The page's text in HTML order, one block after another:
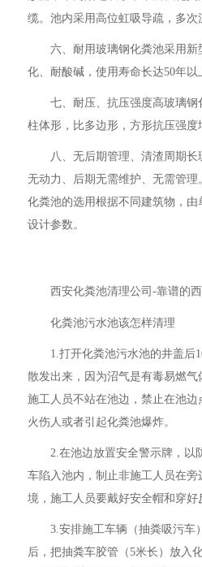
缆。池内采用高位虹吸导疏，多次
六、耐用玻璃钢化粪池采用
化、耐酸碱，使用寿命长达50年以
七、耐压、抗压强度高玻璃钢
柱体形，比多边形，方形抗压强度
八、无后期管理、清渣周期长
无动力、后期无需维护、无需管
化粪池的选用根据不同建筑物，
设计参数。
西安化粪池清理公司-靠谱的
化粪池污水池该怎样清理
1.打开化粪池污水池的井盖
散发出来，因为沼气是有毒易燃气
施工人员不站在池边，禁止在池
火伤人或者引起化粪池爆炸。
2.在池边放置安全警示牌，以
车陷入池内，制止非施工人员在
境，施工人员要戴好安全帽和穿好
3.安排施工车辆（抽粪吸污车
后，把抽粪车胶管（5米长）放入